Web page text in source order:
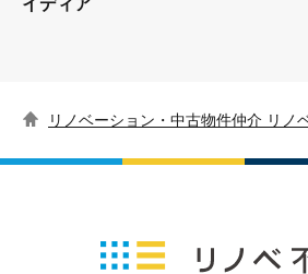
イディア
リノベーション・中古物件仲介 リノ